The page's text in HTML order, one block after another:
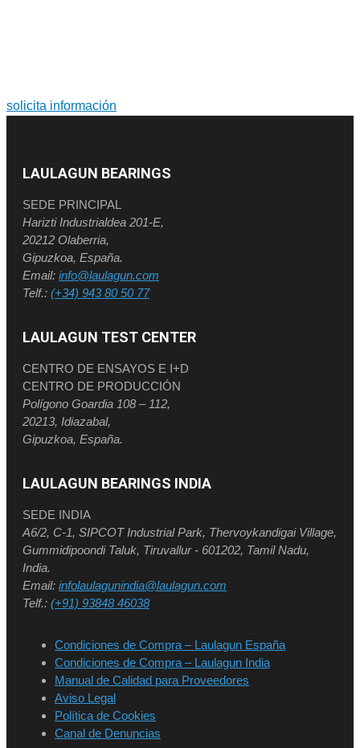
solicita información
LAULAGUN BEARINGS
SEDE PRINCIPAL
Harizti Industrialdea 201-E,
20212 Olaberria,
Gipuzkoa, España.
Email: info@laulagun.com
Telf.: (+34) 943 80 50 77
LAULAGUN TEST CENTER
CENTRO DE ENSAYOS E I+D
CENTRO DE PRODUCCIÓN
Polígono Goardia 108 – 112,
20213, Idiazabal,
Gipuzkoa, España.
LAULAGUN BEARINGS INDIA
SEDE INDIA
A6/2, C-1, SIPCOT Industrial Park, Thervoykandigai Village,
Gummidipoondi Taluk, Tiruvallur - 601202, Tamil Nadu,
India.
Email: infolaulagunindia@laulagun.com
Telf.: (+91) 93848 46038
Condiciones de Compra – Laulagun España
Condiciones de Compra – Laulagun India
Manual de Calidad para Proveedores
Aviso Legal
Política de Cookies
Canal de Denuncias